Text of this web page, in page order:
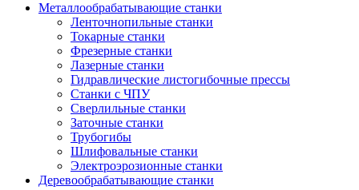
Металлообрабатывающие станки
Ленточнопильные станки
Токарные станки
Фрезерные станки
Лазерные станки
Гидравлические листогибочные прессы
Станки с ЧПУ
Сверлильные станки
Заточные станки
Трубогибы
Шлифовальные станки
Электроэрозионные станки
Деревообрабатывающие станки